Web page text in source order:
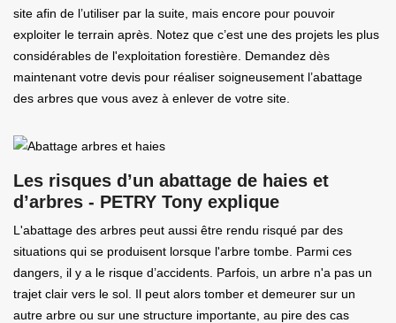
site afin de l’utiliser par la suite, mais encore pour pouvoir
exploiter le terrain après. Notez que c’est une des projets les plus
considérables de l'exploitation forestière. Demandez dès
maintenant votre devis pour réaliser soigneusement l’abattage
des arbres que vous avez à enlever de votre site.
Les risques d’un abattage de haies et
d’arbres - PETRY Tony explique
L'abattage des arbres peut aussi être rendu risqué par des
situations qui se produisent lorsque l'arbre tombe. Parmi ces
dangers, il y a le risque d’accidents. Parfois, un arbre n'a pas un
trajet clair vers le sol. Il peut alors tomber et demeurer sur un
autre arbre ou sur une structure importante, au pire des cas